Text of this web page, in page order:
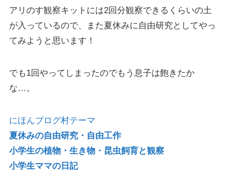
アリのす観察キットには2回分観察できるくらいの土
が入っているので、また夏休みに自由研究としてやっ
てみようと思います！
でも1回やってしまったのでもう息子は飽きたか
な…。
にほんブログ村テーマ
夏休みの自由研究・自由工作
小学生の植物・生き物・昆虫飼育と観察
小学生ママの日記